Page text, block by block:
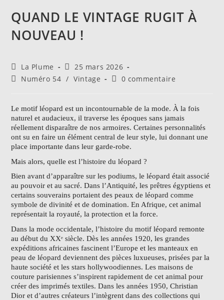
QUAND LE VINTAGE RUGIT À
NOUVEAU !
Auteur/autrice
de
La Plume
Publication
publiée :
25 mars 2026
PostNuméro 54 / Vintage
Commentaires
publication :
0 commentaire
Le motif léopard est un incontournable de la mode. À la fois
naturel et audacieux, il traverse les époques sans jamais
réellement disparaître de nos armoires. Certaines personnalités
ont su en faire un élément central de leur style, lui donnant une
place importante dans leur garde-robe.
Mais alors, quelle est l’histoire du léopard ?
Bien avant d’apparaître sur les podiums, le léopard était associé
au pouvoir et au sacré. Dans l’Antiquité, les prêtres égyptiens et
certains souverains portaient des peaux de léopard comme
symbole de divinité et de domination. En Afrique, cet animal
représentait la royauté, la protection et la force.
Dans la mode occidentale, l’histoire du motif léopard remonte
au début du XXᵉ siècle. Dès les années 1920, les grandes
expéditions africaines fascinent l’Europe et les manteaux en
peau de léopard deviennent des pièces luxueuses, prisées par la
haute société et les stars hollywoodiennes. Les maisons de
couture parisiennes s’inspirent rapidement de cet animal pour
créer des imprimés textiles. Dans les années 1950, Christian
Dior et d’autres créateurs l’intègrent dans des collections qui